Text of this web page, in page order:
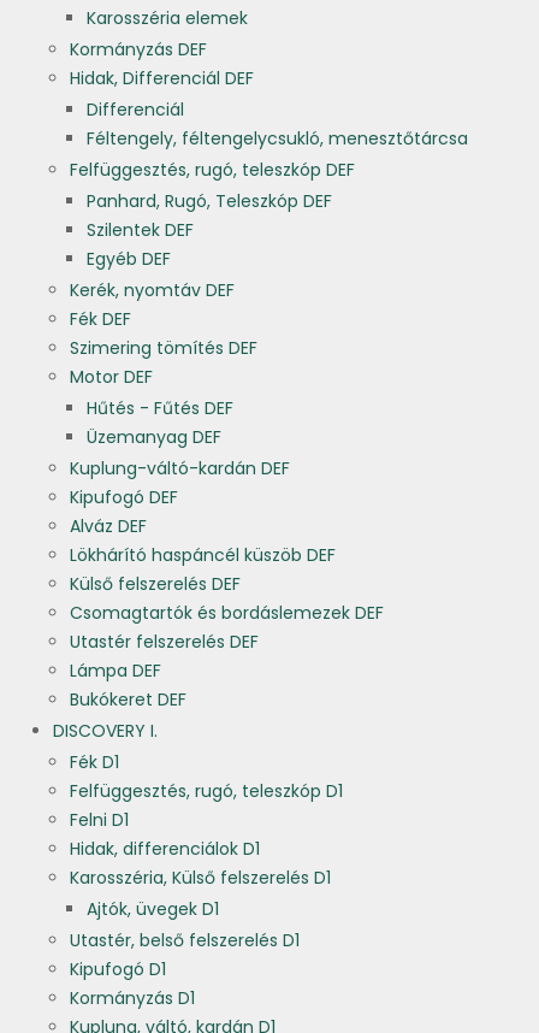
Karosszéria elemek
Kormányzás DEF
Hidak, Differenciál DEF
Differenciál
Féltengely, féltengelycsukló, menesztőtárcsa
Felfüggesztés, rugó, teleszkóp DEF
Panhard, Rugó, Teleszkóp DEF
Szilentek DEF
Egyéb DEF
Kerék, nyomtáv DEF
Fék DEF
Szimering tömítés DEF
Motor DEF
Hűtés - Fűtés DEF
Üzemanyag DEF
Kuplung-váltó-kardán DEF
Kipufogó DEF
Alváz DEF
Lökhárító haspáncél küszöb DEF
Külső felszerelés DEF
Csomagtartók és bordáslemezek DEF
Utastér felszerelés DEF
Lámpa DEF
Bukókeret DEF
DISCOVERY I.
Fék D1
Felfüggesztés, rugó, teleszkóp D1
Felni D1
Hidak, differenciálok D1
Karosszéria, Külső felszerelés D1
Ajtók, üvegek D1
Utastér, belső felszerelés D1
Kipufogó D1
Kormányzás D1
Kuplung, váltó, kardán D1